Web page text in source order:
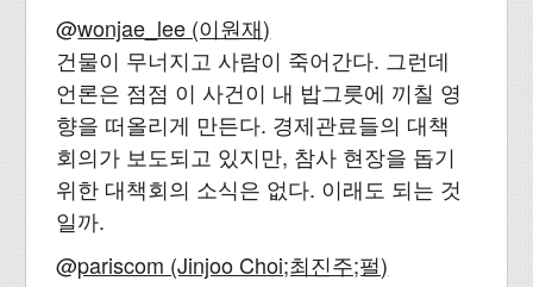
@wonjae_lee (이원재)
건물이 무너지고 사람이 죽어간다. 그런데
언론은 점점 이 사건이 내 밥그릇에 끼칠 영
향을 떠올리게 만든다. 경제관료들의 대책
회의가 보도되고 있지만, 참사 현장을 돕기
위한 대책회의 소식은 없다. 이래도 되는 것
일까.
@pariscom (Jinjoo Choi;최진주;펄)